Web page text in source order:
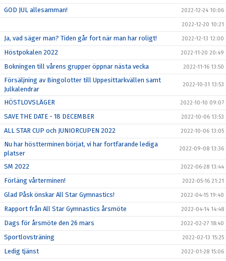
GOD JUL allesamman! 2022-12-24 10:06
2022-12-20 10:21
Ja, vad säger man? Tiden går fort när man har roligt! 2022-12-13 12:00
Höstpokalen 2022 2022-11-20 20:49
Bokningen till vårens grupper öppnar nästa vecka 2022-11-16 13:50
Försäljning av Bingolotter till Uppesittarkvällen samt
Julkalendrar
2022-10-31 13:53
HÖSTLOVSLÄGER 2022-10-10 09:07
SAVE THE DATE - 18 DECEMBER 2022-10-06 13:53
ALL STAR CUP och JUNIORCUPEN 2022 2022-10-06 13:05
Nu har höstterminen börjat, vi har fortfarande lediga
platser
2022-09-08 13:36
SM 2022 2022-06-28 13:44
Förläng vårterminen! 2022-05-16 21:21
Glad Påsk önskar All Star Gymnastics! 2022-04-15 19:40
Rapport från All Star Gymnastics årsmöte 2022-04-14 14:48
Dags för årsmöte den 26 mars 2022-02-27 18:40
Sportlovsträning 2022-02-13 15:25
Ledig tjänst 2022-01-28 15:06